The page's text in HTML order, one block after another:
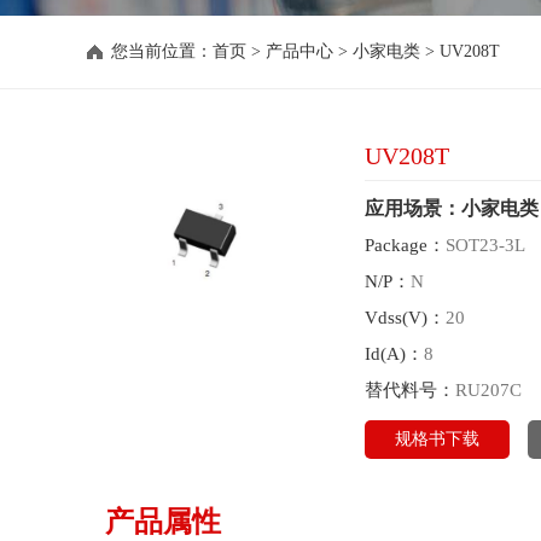
您当前位置： 首页 > 产品中心 > 小家电类 > UV208T
UV208T
应用场景：小家电类
Package： SOT23-3L
N/P： N
Vdss(V)： 20
Id(A)： 8
替代料号： RU207C
规格书下载
产品属性